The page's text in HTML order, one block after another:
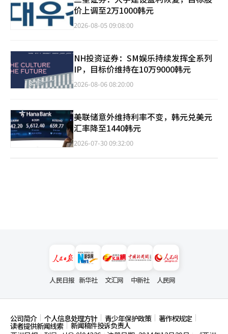
价上调至2万1000韩元
2026-08-05 09:08:00
NH投资证券：SM娱乐持续发挥全系列
IP，目标价维持在10万9000韩元
2026-08-06 08:20:00
美联储意外维持利率不变，韩元兑美元
汇率降至1440韩元
2026-07-30 09:32:00
人民日报 新华社 文汇网 中新社 人民网
公司简介 个人信息处理方针 青少年保护政策 著作权规定
读者提供新闻线索
新闻稿件投诉负责人